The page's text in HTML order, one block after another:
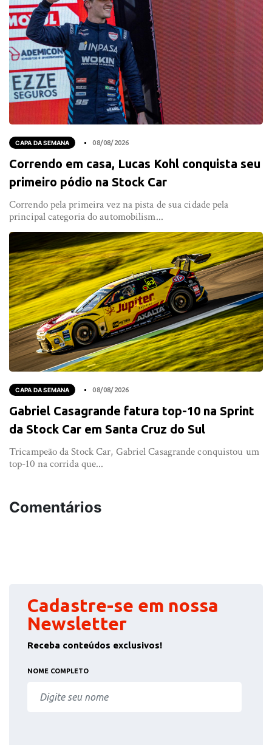
CAPA DA SEMANA 08/08/2026
Correndo em casa, Lucas Kohl conquista seu
primeiro pódio na Stock Car
Correndo pela primeira vez na pista de sua cidade pela
principal categoria do automobilism...
CAPA DA SEMANA 08/08/2026
Gabriel Casagrande fatura top-10 na Sprint
da Stock Car em Santa Cruz do Sul
Tricampeão da Stock Car, Gabriel Casagrande conquistou um
top-10 na corrida que...
Comentários
Cadastre-se em nossa
Newsletter
Receba conteúdos exclusivos!
NOME COMPLETO